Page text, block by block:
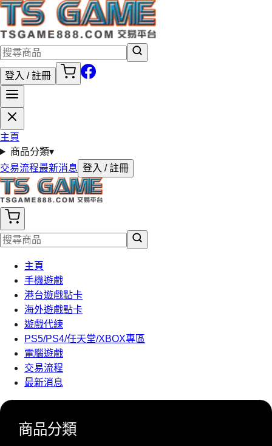
登入 / 註冊
主頁
商品分類▾
交易流程最新消息 登入 / 註冊
主頁
手機遊戲
港台遊戲點卡
海外遊戲點卡
遊戲代練
PS5/PS4/任天堂/XBOX專區
電腦遊戲
交易流程
最新消息
商品分類